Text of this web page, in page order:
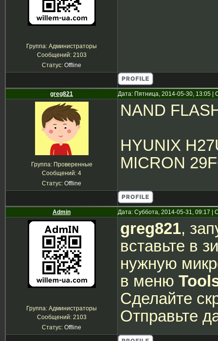
Группа: Администраторы
Сообщений: 2103
Статус: Offline
greg821 Дата: Пятница, 2014-05-30, 13:05
Группа: Проверенные
Сообщений: 4
Статус: Offline
NAND
HYUNIX
MICRON
Admin Дата: Суббота, 2014-05-31, 09:17
Группа: Администраторы
Сообщений: 2103
Статус: Offline
greg821,
вставьте в
нужную
в меню
Сделайте
Отправьте